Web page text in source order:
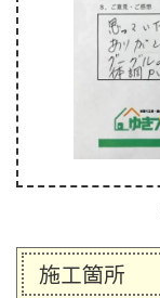
施工箇所